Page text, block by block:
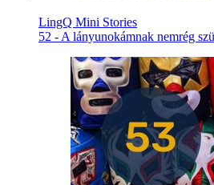
LingQ Mini Stories
52 - A lányunokámnak nemrég